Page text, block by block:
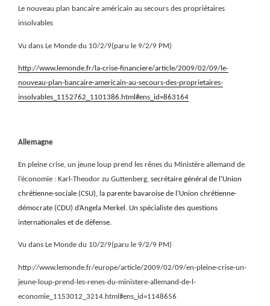
Le nouveau plan bancaire américain au secours des propriétaires
insolvables
Vu dans Le Monde du 10/2/9(paru le 9/2/9 PM)
http://www.lemonde.fr/la-crise-financiere/article/2009/02/09/le-
nouveau-plan-bancaire-americain-au-secours-des-proprietaires-
insolvables_1152762_1101386.html#ens_id=863164
Allemagne
En pleine crise, un jeune loup prend les rênes du Ministère allemand de
l’économie : Karl-Theodor zu Guttenberg, secrétaire général de l’Union
chrétienne-sociale (CSU), la parente bavaroise de l’Union chrétienne-
démocrate (CDU) d’Angela Merkel. Un spécialiste des questions
internationales et de défense.
Vu dans Le Monde du 10/2/9(paru le 9/2/9 PM)
http://www.lemonde.fr/europe/article/2009/02/09/en-pleine-crise-un-
jeune-loup-prend-les-renes-du-ministere-allemand-de-l-
economie_1153012_3214.html#ens_id=1148656